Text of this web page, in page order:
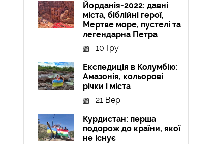
Йорданія-2022: давні
міста, біблійні герої,
Мертве море, пустелі та
легендарна Петра
10 Гру
Експедиція в Колумбію:
Амазонія, кольорові
річки і міста
21 Вер
Курдистан: перша
подорож до країни, якої
не існує